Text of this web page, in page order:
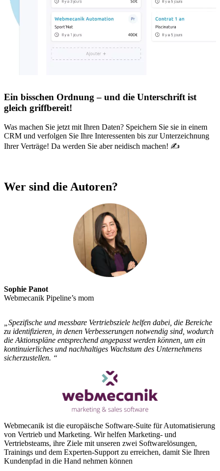
Ein bisschen Ordnung – und die Unterschrift ist
gleich griffbereit!
Was machen Sie jetzt mit Ihren Daten? Speichern Sie sie in einem
CRM und verfolgen Sie Ihre Interessenten bis zur Unterzeichnung
Ihrer Verträge! Da werden Sie aber neidisch machen! ✍️
Wer sind die Autoren?
Sophie Panot
Webmecanik Pipeline’s mom
„Spezifische und messbare Vertriebsziele helfen dabei, die Bereiche
zu identifizieren, in denen Verbesserungen notwendig sind, wodurch
die Aktionspläne entsprechend angepasst werden können, um ein
kontinuierliches und nachhaltiges Wachstum des Unternehmens
sicherzustellen. “
Webmecanik ist die europäische Software-Suite für Automatisierung
von Vertrieb und Marketing. Wir helfen Marketing- und
Vertriebsteams, ihre Ziele mit unseren zwei Softwarelösungen,
Trainings und dem Experten-Support zu erreichen, damit Sie Ihren
Kundenpfad in die Hand nehmen können